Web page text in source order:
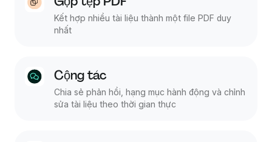
Kết hợp nhiều tài liệu thành một file PDF duy
nhất
Cộng tác
Chia sẻ phản hồi, hạng mục hành động và chỉnh
sửa tài liệu theo thời gian thực